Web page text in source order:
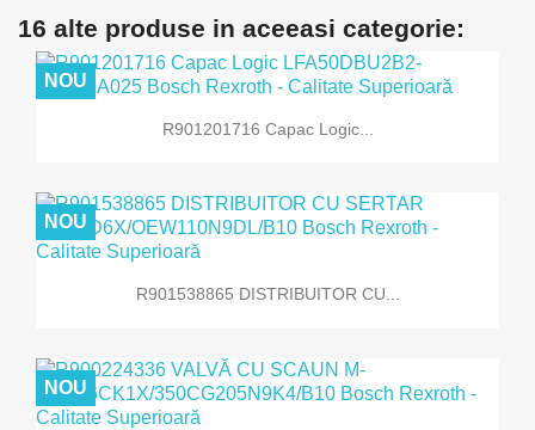
16 alte produse in aceeasi categorie:
R901201716 Capac Logic...
NOU
R901538865 DISTRIBUITOR CU...
NOU
NOU